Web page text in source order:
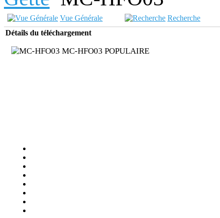
Vue Générale
Recherche
Détails du téléchargement
MC-HFO03 POPULAIRE